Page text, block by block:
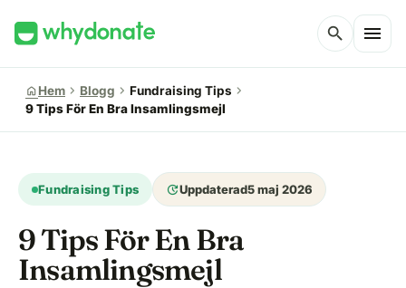
search menu
homeHem chevron_right Blogg chevron_right Fundraising Tips chevron_right
9 Tips För En Bra Insamlingsmejl
Fundraising Tips updateUppdaterad5 maj 2026
9 Tips För En Bra
Insamlingsmejl